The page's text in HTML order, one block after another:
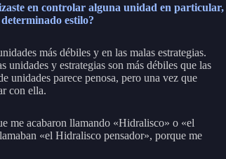
en controlar alguna unidad en particular,
estilo?
más débiles y en las malas estrategias.
unidades y estrategias son más débiles que las
unidades parece penosa, pero una vez que
con ella.
me acabaron llamando «Hidralisco» o «el
«el Hidralisco pensador», porque me